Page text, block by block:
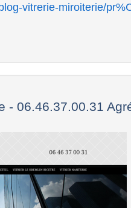
vitrerie-miroiterie/
- 06.46.37.00.31